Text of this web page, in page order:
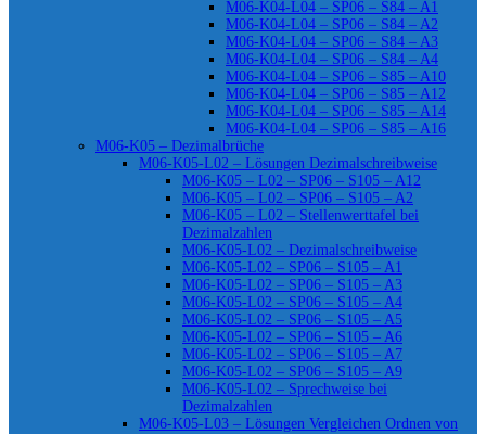
M06-K04-L04 – SP06 – S84 – A1
M06-K04-L04 – SP06 – S84 – A2
M06-K04-L04 – SP06 – S84 – A3
M06-K04-L04 – SP06 – S84 – A4
M06-K04-L04 – SP06 – S85 – A10
M06-K04-L04 – SP06 – S85 – A12
M06-K04-L04 – SP06 – S85 – A14
M06-K04-L04 – SP06 – S85 – A16
M06-K05 – Dezimalbrüche
M06-K05-L02 – Lösungen Dezimalschreibweise
M06-K05 – L02 – SP06 – S105 – A12
M06-K05 – L02 – SP06 – S105 – A2
M06-K05 – L02 – Stellenwerttafel bei
Dezimalzahlen
M06-K05-L02 – Dezimalschreibweise
M06-K05-L02 – SP06 – S105 – A1
M06-K05-L02 – SP06 – S105 – A3
M06-K05-L02 – SP06 – S105 – A4
M06-K05-L02 – SP06 – S105 – A5
M06-K05-L02 – SP06 – S105 – A6
M06-K05-L02 – SP06 – S105 – A7
M06-K05-L02 – SP06 – S105 – A9
M06-K05-L02 – Sprechweise bei
Dezimalzahlen
M06-K05-L03 – Lösungen Vergleichen Ordnen von